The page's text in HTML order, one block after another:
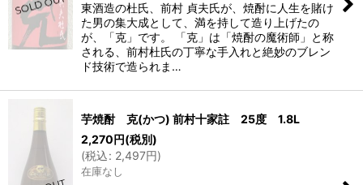
東酒造の杜氏、前村 貞夫氏が、焼酎に人生を賭け
た男の集大成として、満を持して造り上げたの
が、「克」です。 「克」は「焼酎の魔術師」と称
される、前村杜氏の丁寧な手入れと絶妙のブレン
ド技術で造られま…
芋焼酎 克(かつ) 前村十家註 25度 1.8L
2,270円(税別)
(税込: 2,497円)
在庫なし